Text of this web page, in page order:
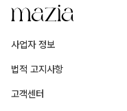
사업자 정보
법적 고지사항
고객센터